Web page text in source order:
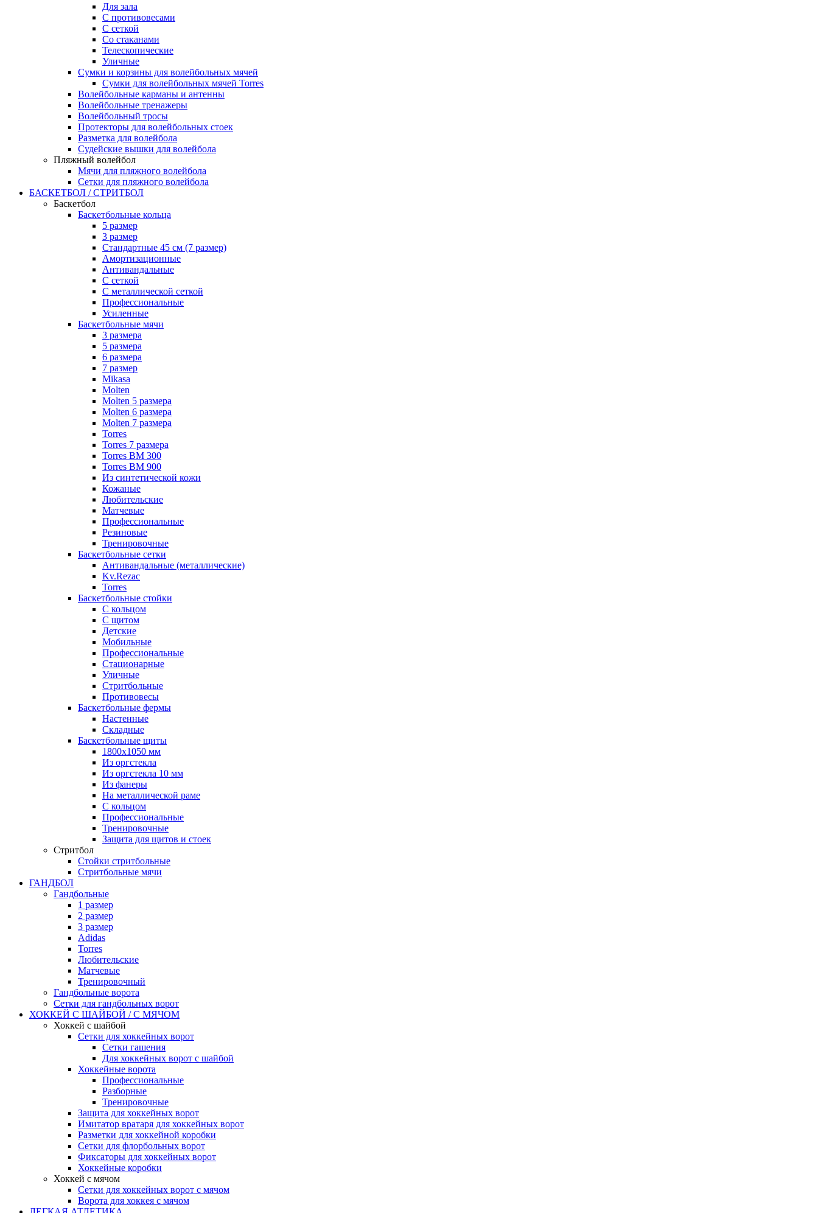
Для зала
С противовесами
С сеткой
Со стаканами
Телескопические
Уличные
Сумки и корзины для волейбольных мячей
Сумки для волейбольных мячей Torres
Волейбольные карманы и антенны
Волейбольные тренажеры
Волейбольный тросы
Протекторы для волейбольных стоек
Разметка для волейбола
Судейские вышки для волейбола
Пляжный волейбол
Мячи для пляжного волейбола
Сетки для пляжного волейбола
БАСКЕТБОЛ / СТРИТБОЛ
Баскетбол
Баскетбольные кольца
5 размер
3 размер
Стандартные 45 см (7 размер)
Амортизационные
Антивандальные
С сеткой
С металлической сеткой
Профессиональные
Усиленные
Баскетбольные мячи
3 размера
5 размера
6 размера
7 размер
Mikasa
Molten
Molten 5 размера
Molten 6 размера
Molten 7 размера
Torres
Torres 7 размера
Torres BM 300
Torres BM 900
Из синтетической кожи
Кожаные
Любительские
Матчевые
Профессиональные
Резиновые
Тренировочные
Баскетбольные сетки
Антивандальные (металлические)
Kv.Rezac
Torres
Баскетбольные стойки
С кольцом
С щитом
Детские
Мобильные
Профессиональные
Стационарные
Уличные
Стритбольные
Противовесы
Баскетбольные фермы
Настенные
Складные
Баскетбольные щиты
1800х1050 мм
Из оргстекла
Из оргстекла 10 мм
Из фанеры
На металлической раме
С кольцом
Профессиональные
Тренировочные
Защита для щитов и стоек
Стритбол
Стойки стритбольные
Стритбольные мячи
ГАНДБОЛ
Гандбольные
1 размер
2 размер
3 размер
Adidas
Torres
Любительские
Матчевые
Тренировочный
Гандбольные ворота
Сетки для гандбольных ворот
ХОККЕЙ С ШАЙБОЙ / С МЯЧОМ
Хоккей с шайбой
Сетки для хоккейных ворот
Сетки гашения
Для хоккейных ворот с шайбой
Хоккейные ворота
Профессиональные
Разборные
Тренировочные
Защита для хоккейных ворот
Имитатор вратаря для хоккейных ворот
Разметки для хоккейной коробки
Сетки для флорбольных ворот
Фиксаторы для хоккейных ворот
Хоккейные коробки
Хоккей с мячом
Сетки для хоккейных ворот с мячом
Ворота для хоккея с мячом